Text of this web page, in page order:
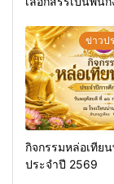
ข่าวป
กิจกรรมหล่อเทีย
ประจำปี 2569